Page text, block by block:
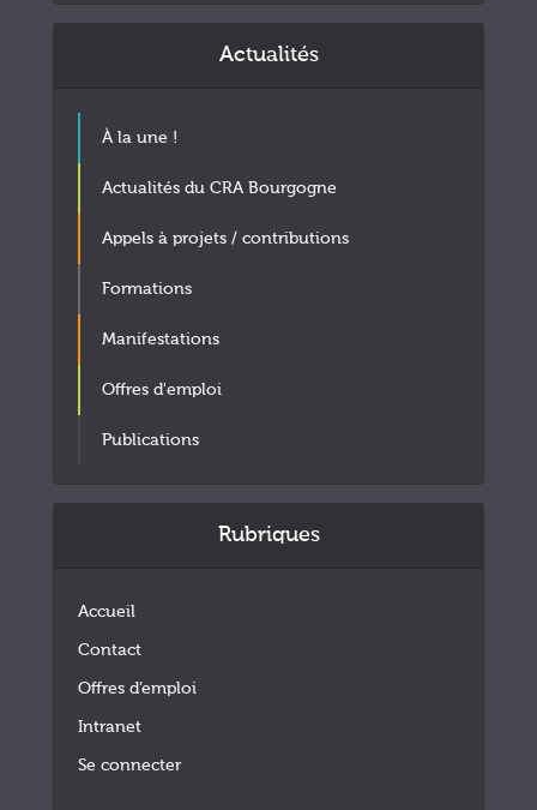
Actualités
À la une !
Actualités du CRA Bourgogne
Appels à projets / contributions
Formations
Manifestations
Offres d'emploi
Publications
Rubriques
Accueil
Contact
Offres d’emploi
Intranet
Se connecter